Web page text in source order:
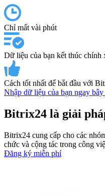
Chỉ mất vài phút
Dữ liệu của bạn kết thúc chính
Cách tốt nhất để bắt đầu với
Nhập dữ liệu của bạn ngay
Bitrix24 là giải
Bitrix24 cung cấp cho các
chức và cộng tác trong công
Đăng ký miễn phí